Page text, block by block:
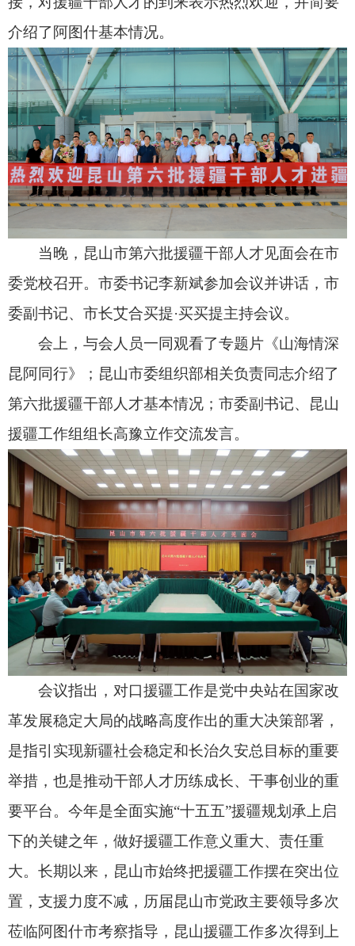
当晚，昆山市第六批援疆干部人才见面会在市
委党校召开。市委书记李新斌参加会议并讲话，市
委副书记、市长艾合买提·买买提主持会议。
会上，与会人员一同观看了专题片《山海情深
昆阿同行》；昆山市委组织部相关负责同志介绍了
第六批援疆干部人才基本情况；市委副书记、昆山
援疆工作组组长高豫立作交流发言。
会议指出，对口援疆工作是党中央站在国家改
革发展稳定大局的战略高度作出的重大决策部署，
是指引实现新疆社会稳定和长治久安总目标的重要
举措，也是推动干部人才历练成长、干事创业的重
要平台。今年是全面实施“十五五”援疆规划承上启
下的关键之年，做好援疆工作意义重大、责任重
大。长期以来，昆山市始终把援疆工作摆在突出位
置，支援力度不减，历届昆山市党政主要领导多次
莅临阿图什市考察指导，昆山援疆工作多次得到上
级党委、政府主要领导的批示和肯定，赢得了全市
各族干部群众高度赞誉和一致好评。第五批援疆干
部人才以敢打硬仗、能打胜仗的优良作风，为阿图
扎实做好交接工作。援疆工作是一场接力赛，第五
批援疆干部人才要把好经验、好做法、好作风毫无
保留地传授给第六批同志，做到“人走心留、薪火相
传”；第六批同志要虚心请教、主动承接，确保各项
第五批援疆干部人才要持续关注阿图什事业发展。